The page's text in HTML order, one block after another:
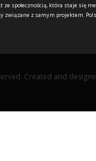
społecznością, która staje się
z samym projektem.
Created and